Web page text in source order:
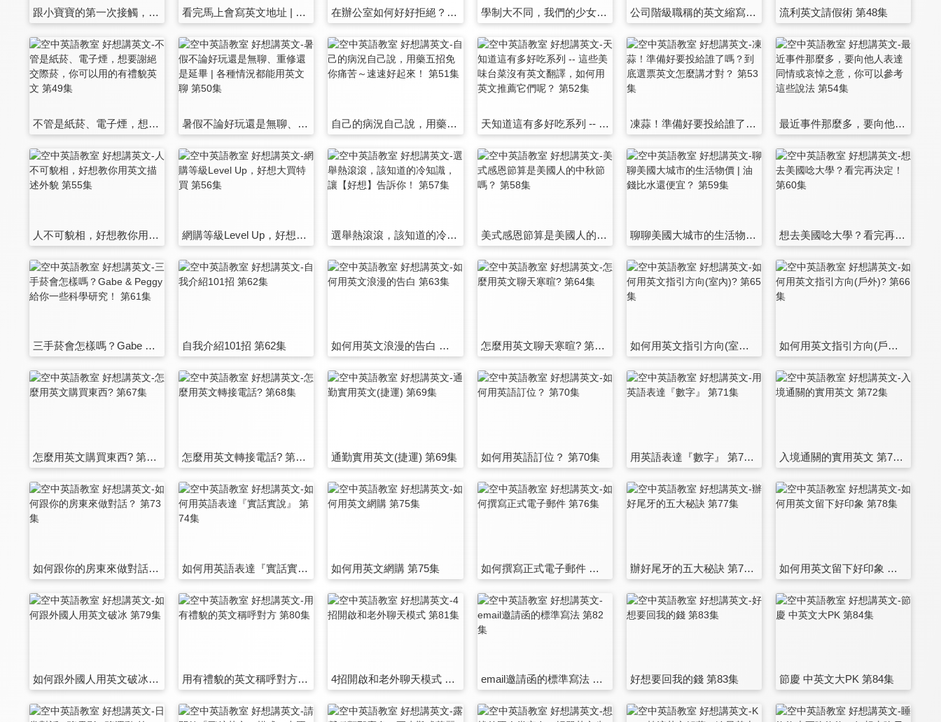
跟小寶寶的第一次接觸，美國人這樣作 第43集 看完馬上會寫英文地址 | 公寓門牌也跟飯店一樣用編號 第44集 在辦公室如何好好拒絕？大家都看到我在忙，就你沒有喔！ 第45集 學制大不同，我們的少女時代差好多 第46集 公司階級職稱的英文縮寫，不知道就GG惹 第47集 流利英文請假術 第48集
不管是紙菸、電子煙，想要謝絕交際菸，你可以用的有禮貌英文 第49集 暑假不論好玩還是無聊、重修還是延畢 | 各種情況都能用英文聊 第50集 自己的病況自己說，用藥五招免你痛苦～速速好起來！ 第51集 天知道這有多好吃系列 -- 這些美味台菜沒有英文翻譯，如何用英文推薦它們呢？ 第52集 凍蒜！準備好要投給誰了嗎？到底選票英文怎麼講才對？ 第53集 最近事件那麼多，要向他人表達同情或哀悼之意，你可以參考這些說法 第54集
人不可貌相，好想教你用英文描述外貌 第55集 網購等級Level Up，好想大買特買 第56集 選舉熱滾滾，該知道的冷知識，讓【好想】告訴你！ 第57集 美式感恩節算是美國人的中秋節嗎？ 第58集 聊聊美國大城市的生活物價 | 油錢比水還便宜？ 第59集 想去美國唸大學？看完再決定！ 第60集
三手菸會怎樣嗎？Gabe & Peggy 給你一些科學研究！ 第61集 自我介紹101招 第62集 如何用英文浪漫的告白 第63集 怎麼用英文聊天寒暄? 第64集 如何用英文指引方向(室內)? 第65集 如何用英文指引方向(戶外)? 第66集
怎麼用英文購買東西? 第67集 怎麼用英文轉接電話? 第68集 通勤實用英文(捷運) 第69集 如何用英語訂位？ 第70集 用英語表達『數字』 第71集 入境通關的實用英文 第72集
如何跟你的房東來做對話？ 第73集 如何用英語表達『實話實說』 第74集 如何用英文網購 第75集 如何撰寫正式電子郵件 第76集 辦好尾牙的五大秘訣 第77集 如何用英文留下好印象 第78集
如何跟外國人用英文破冰 第79集 用有禮貌的英文稱呼對方 第80集 4招開啟和老外聊天模式 第81集 email邀請函的標準寫法 第82集 好想要回我的錢 第83集 節慶 中英文大PK 第84集